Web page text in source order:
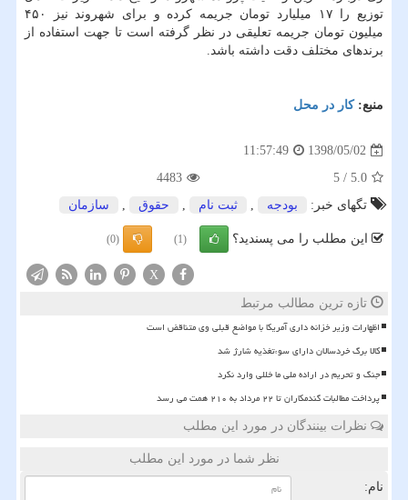
توزیع را ۱۷ میلیارد تومان جریمه كرده و برای شهروند نیز ۴۵۰
میلیون تومان جریمه تعلیقی در نظر گرفته است تا جهت استفاده از
برندهای مختلف دقت داشته باشد.
منبع:كار در محل
1398/05/02
11:57:49
5.0
/
5
4483
تگهای خبر:
بودجه , ثبت نام , حقوق , سازمان
این مطلب را می پسندید؟ (1)
(0)
X
تازه ترین مطالب مرتبط
اظهارات وزیر خزانه داری آمریکا با مواضع قبلی وی متناقض است
کالا برگ خردسالان دارای سوءتغذیه شارژ شد
جنگ و تحریم در اراده ملی ما خللی وارد نکرد
پرداخت مطالبات گندمکاران تا ۲۲ مرداد به ۲۱۰ همت می رسد
نظرات بینندگان در مورد این مطلب
نظر شما در مورد این مطلب
نام: